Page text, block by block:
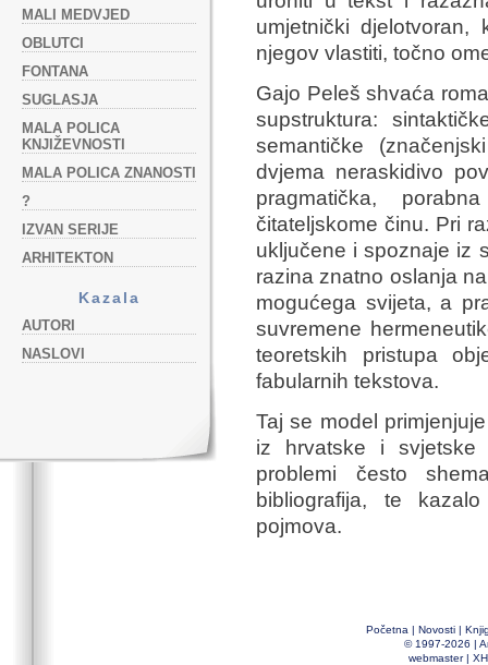
MALI MEDVJED
OBLUTCI
FONTANA
SUGLASJA
MALA POLICA
KNJIŽEVNOSTI
MALA POLICA ZNANOSTI
?
IZVAN SERIJE
ARHITEKTON
Kazala
AUTORI
NASLOVI
umjetnički
njegov vlastiti, točno
Gajo Peleš shvaća
supstruktura:
semantičke
dvjema neraskidivo
pragmatička,
čitateljskome činu. Pri
uključene i spoznaje iz
razina znatno oslanja
mogućega svijeta, a
suvremene
teoretskih pristupa
fabularnih tekstova.
Taj se model
iz hrvatske i svjetske
problemi često
bibliografija, te
pojmova.
Početna | Novosti |
© 1997-2026 |
webmaster|